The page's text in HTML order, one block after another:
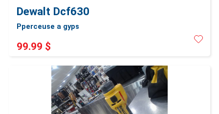
Dewalt Dcf630
Pperceuse a gyps
99.99 $